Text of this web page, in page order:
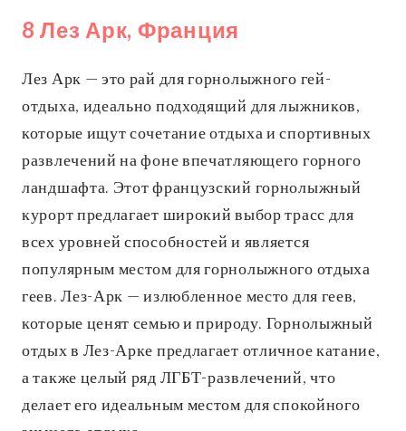
8 Лез Арк, Франция
Лез Арк — это рай для горнолыжного гей-
отдыха, идеально подходящий для лыжников,
которые ищут сочетание отдыха и спортивных
развлечений на фоне впечатляющего горного
ландшафта. Этот французский горнолыжный
курорт предлагает широкий выбор трасс для
всех уровней способностей и является
популярным местом для горнолыжного отдыха
геев. Лез-Арк — излюбленное место для геев,
которые ценят семью и природу. Горнолыжный
отдых в Лез-Арке предлагает отличное катание,
а также целый ряд ЛГБТ-развлечений, что
делает его идеальным местом для спокойного